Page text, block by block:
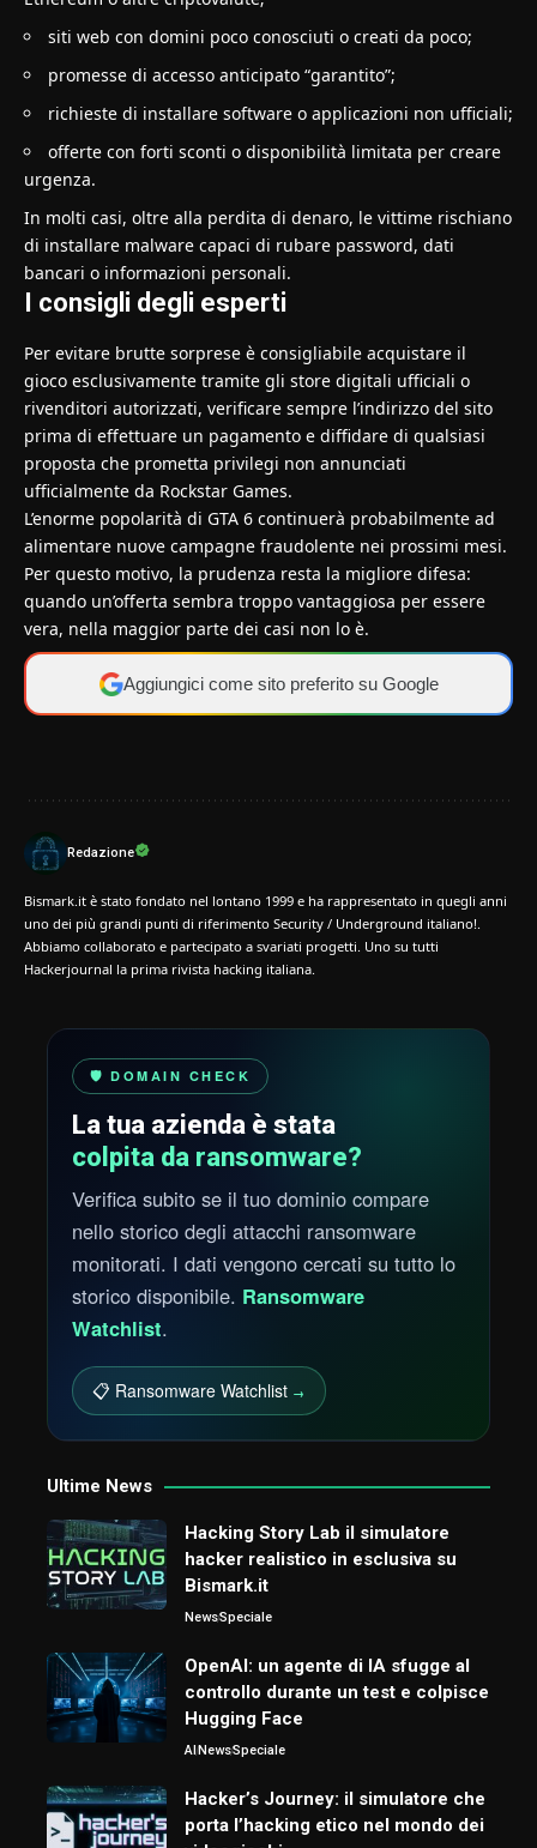
siti web con domini poco conosciuti o creati da poco;
promesse di accesso anticipato “garantito”;
richieste di installare software o applicazioni non ufficiali;
offerte con forti sconti o disponibilità limitata per creare
urgenza.
In molti casi, oltre alla perdita di denaro, le vittime rischiano
di installare malware capaci di rubare password, dati
bancari o informazioni personali.
I consigli degli esperti
Per evitare brutte sorprese è consigliabile acquistare il
gioco esclusivamente tramite gli store digitali ufficiali o
rivenditori autorizzati, verificare sempre l’indirizzo del sito
prima di effettuare un pagamento e diffidare di qualsiasi
proposta che prometta privilegi non annunciati
ufficialmente da Rockstar Games.
L’enorme popolarità di GTA 6 continuerà probabilmente ad
alimentare nuove campagne fraudolente nei prossimi mesi.
Per questo motivo, la prudenza resta la migliore difesa:
quando un’offerta sembra troppo vantaggiosa per essere
vera, nella maggior parte dei casi non lo è.
Aggiungici come sito preferito su Google
Redazione
Bismark.it è stato fondato nel lontano 1999 e ha rappresentato in quegli anni
uno dei più grandi punti di riferimento Security / Underground italiano!.
Abbiamo collaborato e partecipato a svariati progetti. Uno su tutti
Hackerjournal la prima rivista hacking italiana.
🛡️ DOMAIN CHECK
La tua azienda è stata
colpita da ransomware?
Verifica subito se il tuo dominio compare
nello storico degli attacchi ransomware
monitorati. I dati vengono cercati su tutto lo
storico disponibile. Ransomware
Watchlist.
📋 Ransomware Watchlist →
Ultime News
Hacking Story Lab il simulatore
hacker realistico in esclusiva su
Bismark.it
NewsSpeciale
OpenAI: un agente di IA sfugge al
controllo durante un test e colpisce
Hugging Face
AINewsSpeciale
Hacker’s Journey: il simulatore che
porta l’hacking etico nel mondo dei